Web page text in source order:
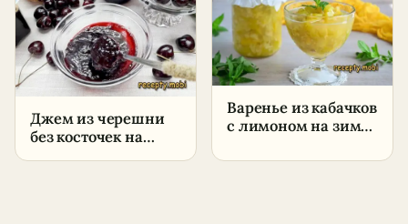
Джем из черешни
без косточек на
Варенье из кабачков
с лимоном на зиму
рецепт в домашних